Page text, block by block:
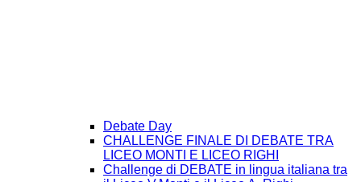
Debate Day
CHALLENGE FINALE DI DEBATE TRA
LICEO MONTI E LICEO RIGHI
Challenge di DEBATE in lingua italiana tra